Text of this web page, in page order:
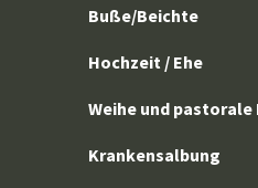
Buße/Beichte
Hochzeit / Ehe
Weihe und pastorale
Krankensalbung